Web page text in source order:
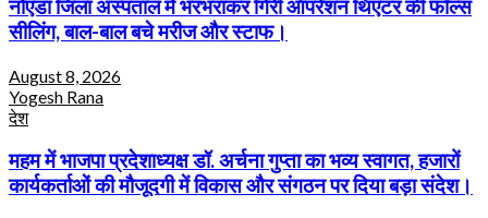
नोएडा जिला अस्पताल में भरभराकर गिरी ऑपरेशन थिएटर की फॉल्स
सीलिंग, बाल-बाल बचे मरीज और स्टाफ।
August 8, 2026
Yogesh Rana
देश
महम में भाजपा प्रदेशाध्यक्ष डॉ. अर्चना गुप्ता का भव्य स्वागत, हजारों
कार्यकर्ताओं की मौजूदगी में विकास और संगठन पर दिया बड़ा संदेश।